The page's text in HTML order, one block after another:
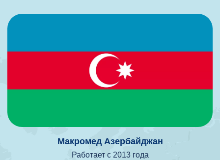
Макромед Азербайджан
Работает с 2013 года